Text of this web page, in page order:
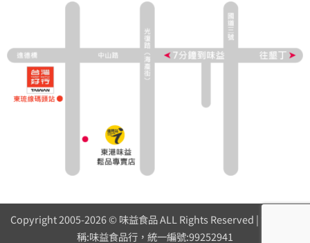
Copyright 2005-2026 © 味益食品 ALL Rights Reserved | 營業人名
稱:味益食品行，統一編號:99252941